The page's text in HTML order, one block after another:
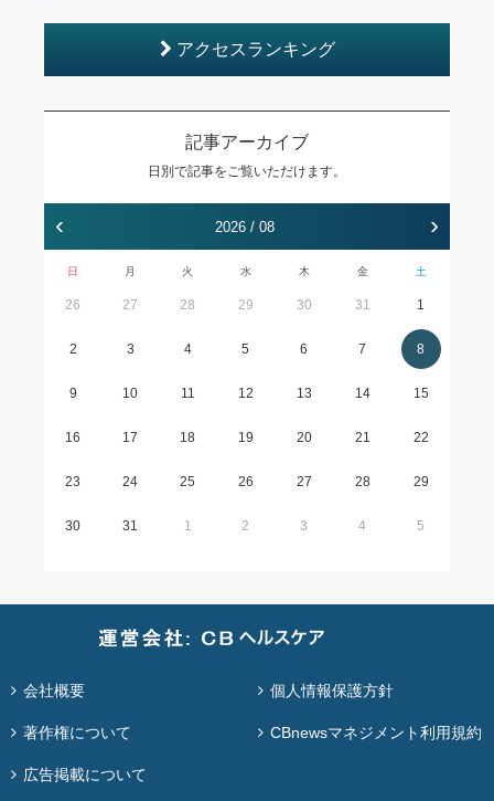
アクセスランキング
記事アーカイブ
日別で記事をご覧いただけます。
‹ 2026 / 08 ›
日 月 火 水 木 金 土
26 27 28 29 30 31 1
2 3 4 5 6 7 8
9 10 11 12 13 14 15
16 17 18 19 20 21 22
23 24 25 26 27 28 29
30 31 1 2 3 4 5
会社概要 個人情報保護方針
著作権について CBnewsマネジメント利用規約
広告掲載について